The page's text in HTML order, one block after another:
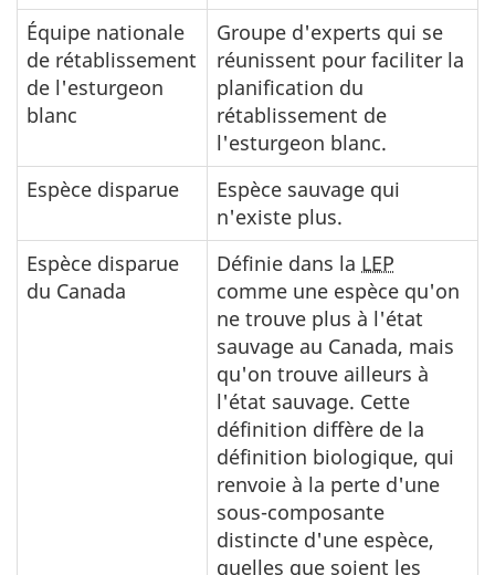
Équipe nationale
de rétablissement
de l'esturgeon
blanc
Groupe d'experts qui se
réunissent pour faciliter la
planification du
rétablissement de
l'esturgeon blanc.
Espèce disparue
Espèce sauvage qui
n'existe plus.
Espèce disparue
du Canada
Définie dans la LEP
comme une espèce qu'on
ne trouve plus à l'état
sauvage au Canada, mais
qu'on trouve ailleurs à
l'état sauvage. Cette
définition diffère de la
définition biologique, qui
renvoie à la perte d'une
sous-composante
distincte d'une espèce,
quelles que soient les